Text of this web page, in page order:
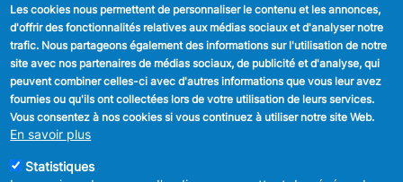
SUIVEZ NOUS
Facebook
Linkedin
Les cookies nous permettent de personnaliser le contenu et les annonces,
d'offrir des fonctionnalités relatives aux médias sociaux et d'analyser notre
trafic. Nous partageons également des informations sur l'utilisation de notre
site avec nos partenaires de médias sociaux, de publicité et d'analyse, qui
peuvent combiner celles-ci avec d'autres informations que vous leur avez
fournies ou qu'ils ont collectées lors de votre utilisation de leurs services.
Vous consentez à nos cookies si vous continuez à utiliser notre site Web.
En savoir plus
Statistiques